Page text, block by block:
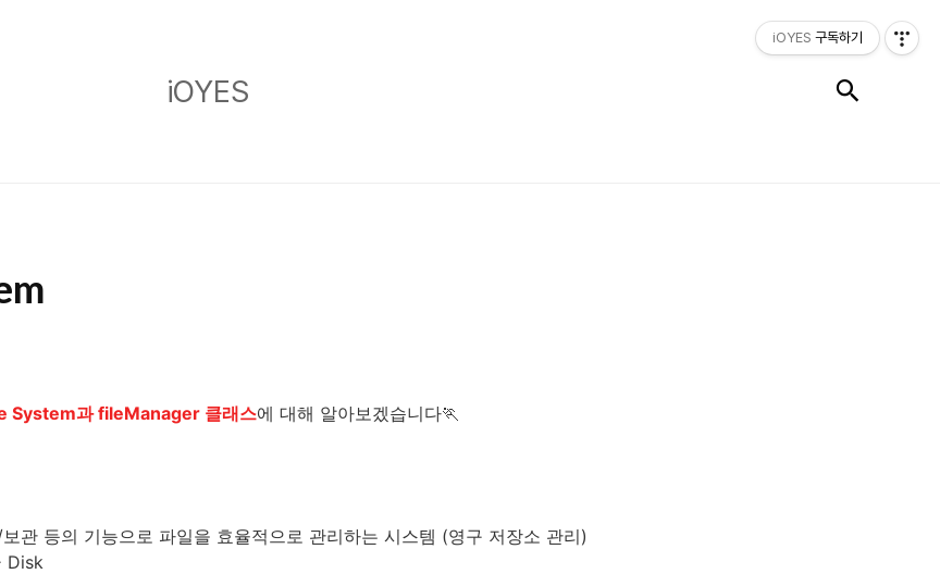
iOYES
System과 fileManager 클래스에 대해 알아보겠습니다🏃
관 등의 기능으로 파일을 효율적으로 관리하는 시스템 (영구 저장소 관리)
Disk
iOYES 구독하기